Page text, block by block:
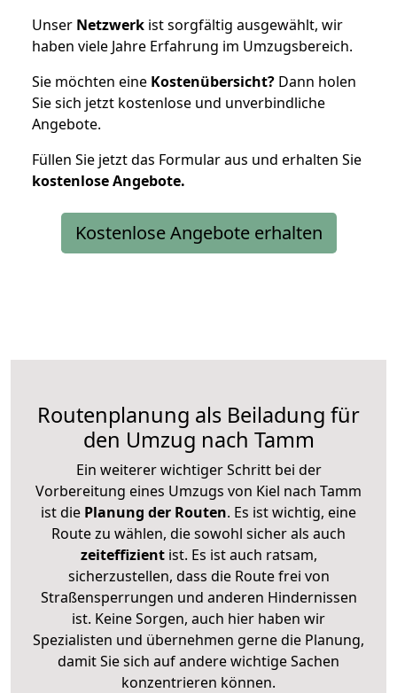
Unser Netzwerk ist sorgfältig ausgewählt, wir
haben viele Jahre Erfahrung im Umzugsbereich.
Sie möchten eine Kostenübersicht? Dann holen
Sie sich jetzt kostenlose und unverbindliche
Angebote.
Füllen Sie jetzt das Formular aus und erhalten Sie
kostenloseAngebote.
Kostenlose Angebote erhalten
Routenplanung als Beiladung für
den Umzug nach Tamm
Ein weiterer wichtiger Schritt bei der
Vorbereitung eines Umzugs von Kiel nach Tamm
ist die Planung der Routen. Es ist wichtig, eine
Route zu wählen, die sowohl sicher als auch
zeiteffizientist. Es ist auch ratsam,
sicherzustellen, dass die Route frei von
Straßensperrungen und anderen Hindernissen
ist. Keine Sorgen, auch hier haben wir
Spezialisten und übernehmen gerne die Planung,
damit Sie sich auf andere wichtige Sachen
konzentrieren können.